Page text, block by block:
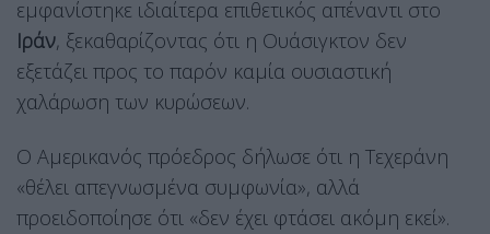
εμφανίστηκε ιδιαίτερα επιθετικός απέναντι στο
Ιράν, ξεκαθαρίζοντας ότι η Ουάσιγκτον δεν
εξετάζει προς το παρόν καμία ουσιαστική
χαλάρωση των κυρώσεων.
Ο Αμερικανός πρόεδρος δήλωσε ότι η Τεχεράνη
«θέλει απεγνωσμένα συμφωνία», αλλά
προειδοποίησε ότι «δεν έχει φτάσει ακόμη εκεί».